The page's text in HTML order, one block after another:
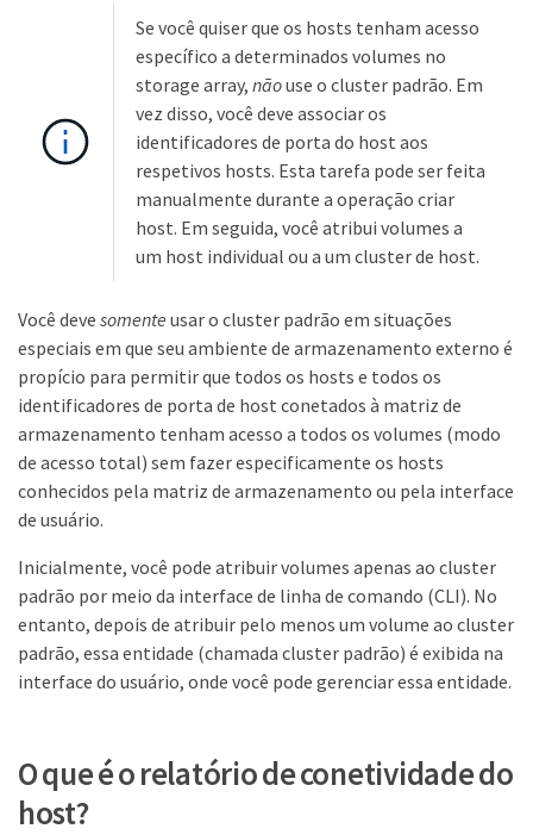
Se você quiser que os hosts tenham acesso
específico a determinados volumes no
storage array, nãouse o cluster padrão. Em
vez disso, você deve associar os
identificadores de porta do host aos
respetivos hosts. Esta tarefa pode ser feita
manualmente durante a operação criar
host. Em seguida, você atribui volumes a
um host individual ou a um cluster de host.
Você deve somente usar o cluster padrão em situações
especiais em que seu ambiente de armazenamento externo é
propício para permitir que todos os hosts e todos os
identificadores de porta de host conetados à matriz de
armazenamento tenham acesso a todos os volumes (modo
de acesso total) sem fazer especificamente os hosts
conhecidos pela matriz de armazenamento ou pela interface
de usuário.
Inicialmente, você pode atribuir volumes apenas ao cluster
padrão por meio da interface de linha de comando (CLI). No
entanto, depois de atribuir pelo menos um volume ao cluster
padrão, essa entidade (chamada cluster padrão) é exibida na
interface do usuário, onde você pode gerenciar essa entidade.
O que é o relatório de conetividade do
host?